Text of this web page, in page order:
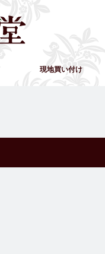
現地買い付け